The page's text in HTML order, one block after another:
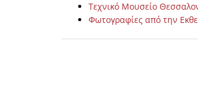
Τεχνικό Μουσείο
Φωτογραφίες από την